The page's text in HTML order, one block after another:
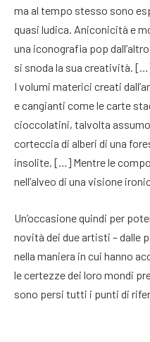
ma al tempo stesso sono
quasi ludica. Aniconicità e
una iconografia pop
si snoda la sua creatività.
I volumi materici creati
e cangianti come le carte
cioccolatini, talvolta
corteccia di alberi di una
insolite. […] Mentre le
nell’alveo di una visione
Un’occasione quindi per
novità dei due artisti – dalle
nella maniera in cui hanno
le certezze dei loro mondi
sono persi tutti i punti di